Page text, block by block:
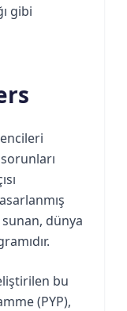
gibi
dünya
bu
(PYP),